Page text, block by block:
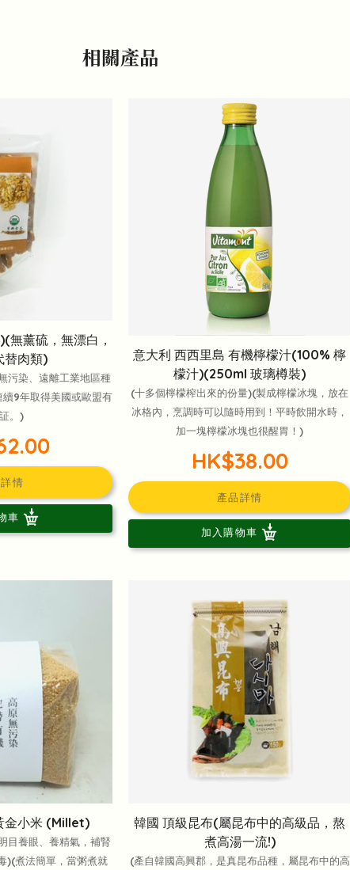
相關產品
無薰硫，無漂白，
替肉類)
污染、遠離工業地區種
9年取得美國或歐盟有
。)
情
車
意大利 西西里島 有機檸檬汁(100% 檸
檬汁)(250ml 玻璃樽裝)
(十多個檸檬榨出來的份量)(製成檸檬冰塊，放在
冰格內，烹調時可以隨時用到！平時飲開水時，
加一塊檸檬冰塊也很醒胃！)
HK$38.00
產品詳情
加入購物車
金小米 (Millet)
目養眼、養精氣，補腎
)(煮法簡單，當粥煮就
韓國 頂級昆布(屬昆布中的高級品，熬
煮高湯一流!)
(產自韓國高興郡，是真昆布品種，屬昆布中的高